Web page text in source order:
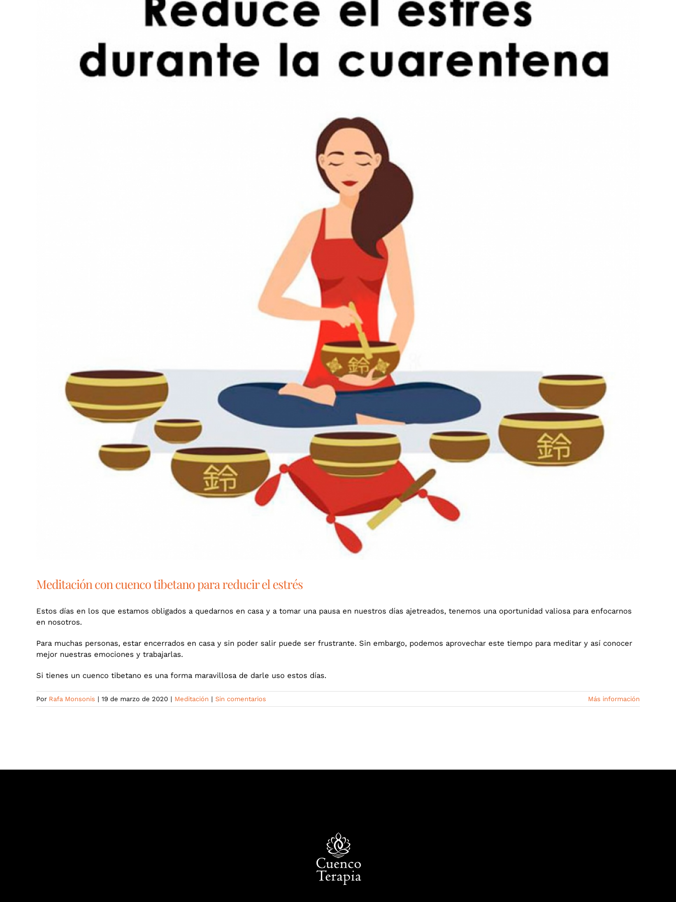
Meditación con cuenco tibetano para reducir el estrés
Estos días en los que estamos obligados a quedarnos en casa y a tomar una pausa en nuestros días ajetreados, tenemos una oportunidad valiosa para enfocarnos
en nosotros.
Para muchas personas, estar encerrados en casa y sin poder salir puede ser frustrante. Sin embargo, podemos aprovechar este tiempo para meditar y así conocer
mejor nuestras emociones y trabajarlas.
Si tienes un cuenco tibetano es una forma maravillosa de darle uso estos días.
Por Rafa Monsonis | 19 de marzo de 2020 | Meditación | Sin comentarios Más información